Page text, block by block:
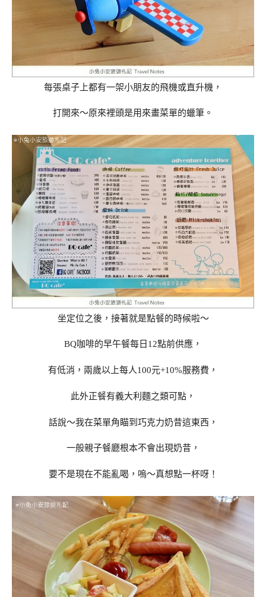
每張桌子上都有一架小朋友的飛機或直升機，
打開來～原來裡頭是用來畫菜單的蠟筆。
坐定位之後，接著就是點餐的時候啦～
BQ咖啡的早午餐每日12點前供應，
有低消，兩歲以上每人100元+10%服務費，
此外正餐有義大利麵之類可點，
話說～我在菜單角瞄到巧克力奶昔這東西，
一般親子餐廳根本不會出現奶昔，
要不是現在不能亂喝，嗚～真想點一杯呀！